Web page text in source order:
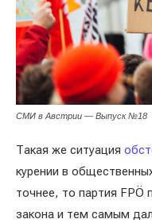
СМИ в Австрии — Выпуск №18
Такая же ситуация
курении в
точнее, то партия FPÖ
закона и тем самым